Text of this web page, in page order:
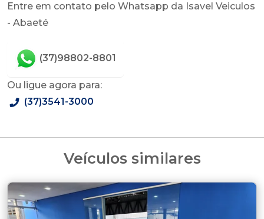
Entre em contato pelo Whatsapp da Isavel Veiculos
- Abaeté
(37)98802-8801
Ou ligue agora para:
(37)3541-3000
Veículos similares